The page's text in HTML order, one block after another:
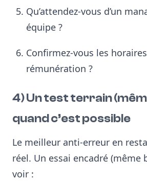
Qu’attendez-vous d’un
équipe ?
Confirmez-vous les
rémunération ?
4) Un test terrain
quand c’est possible
Le meilleur anti-erreur en
réel. Un essai encadré (même
voir :